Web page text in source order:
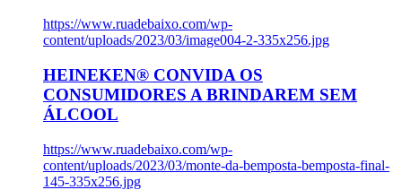
https://www.ruadebaixo.com/wp-
content/uploads/2023/03/image004-2-335x256.jpg
HEINEKEN® CONVIDA OS
CONSUMIDORES A BRINDAREM SEM
ÁLCOOL
https://www.ruadebaixo.com/wp-
content/uploads/2023/03/monte-da-bemposta-bemposta-final-
145-335x256.jpg